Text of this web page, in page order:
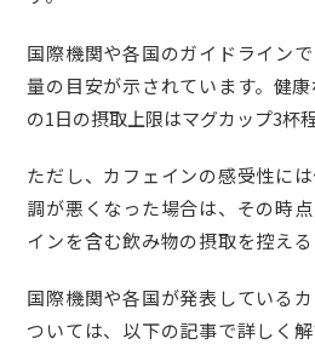
国際機関や各国のガイドライン
量の目安が示されています。健康
の1日の摂取上限はマグカップ3杯
ただし、カフェインの感受性に
調が悪くなった場合は、その時
インを含む飲み物の摂取を控える
国際機関や各国が発表している
ついては、以下の記事で詳しく解